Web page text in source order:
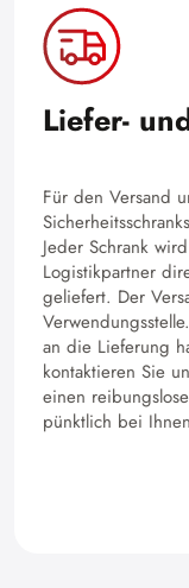
Liefer-
Für den Versand
Jeder Schrank
Logistikpartner
geliefert. Der
an die Lieferung
kontaktieren Sie
einen
pünktlich bei